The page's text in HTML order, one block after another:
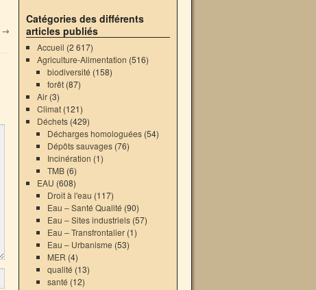
→
Catégories des différents
articles publiés
Accueil (2 617)
Agriculture-Alimentation (516)
biodiversité (158)
forêt (87)
Air(3)
Climat(121)
Déchets(429)
Décharges homologuées (54)
Dépôts sauvages (76)
Incinération (1)
TMB (6)
EAU (608)
Droit à l'eau (117)
Eau – Santé Qualité (90)
Eau – Sites industriels (57)
Eau – Transfrontalier (1)
Eau – Urbanisme (53)
MER (4)
qualité (13)
santé (12)